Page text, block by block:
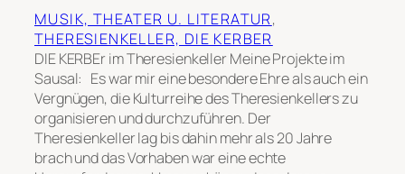
MUSIK, THEATER U. LITERATUR
THERESIENKELLER, DIE KERBER
DIE KERBEr im Theresienkeller Meine Projekte im
Sausal: Es war mir eine besondere Ehre als auch ein
Vergnügen, die Kulturreihe des Theresienkellers zu
organisieren und durchzuführen. Der
Theresienkeller lag bis dahin mehr als 20 Jahre
brach und das Vorhaben war eine echte